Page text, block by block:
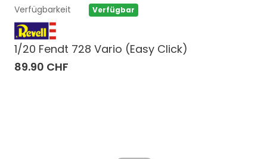
Verfügbarkeit
Verfügbar
1/20 Fendt 728 Vario (Easy Click)
89.90 CHF